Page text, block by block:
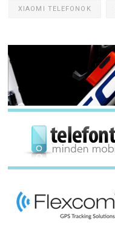
XIAOMI TELEFONOK